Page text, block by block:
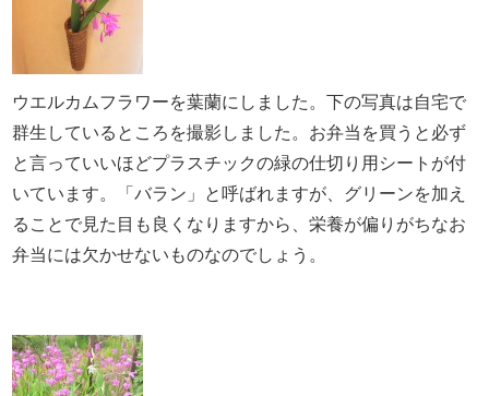
ウエルカムフラワーを葉蘭にしました。下の写真は自宅で
群生しているところを撮影しました。お弁当を買うと必ず
と言っていいほどプラスチックの緑の仕切り用シートが付
いています。「バラン」と呼ばれますが、グリーンを加え
ることで見た目も良くなりますから、栄養が偏りがちなお
弁当には欠かせないものなのでしょう。